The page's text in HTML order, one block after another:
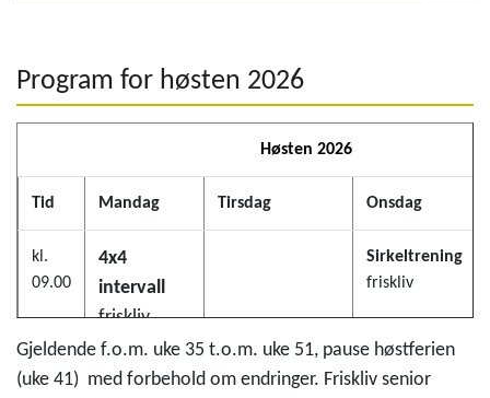
Program for høsten 2026
Høsten 2026
Tid Mandag Tirsdag Onsdag
kl.
09.00
4x4
intervall
friskliv
spinningsal
Sirkeltrening
friskliv
Gjeldende f.o.m. uke 35 t.o.m. uke 51, pause høstferien
(uke 41) med forbehold om endringer. Friskliv senior